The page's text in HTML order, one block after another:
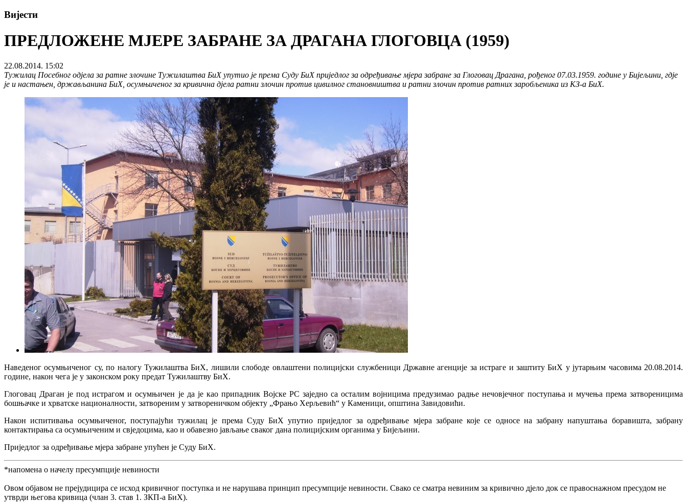
Вијести
ПРЕДЛОЖЕНЕ МЈЕРЕ ЗАБРАНЕ ЗА ДРАГАНА ГЛОГОВЦА (1959)
22.08.2014. 15:02
Тужилац Посебног одјела за ратне злочине Тужилаштва БиХ упутио је према Суду БиХ приједлог за одређивање мјера забране за Глоговац Драгана, рођеног 07.03.1959. године у Бијељини, гдје
је и настањен, држављанина БиХ, осумњиченог за кривична дјела ратни злочин против цивилног становништва и ратни злочин против ратних заробљеника из КЗ-а БиХ.
Наведеног осумњиченог су, по налогу Тужилаштва БиХ, лишили слободе овлаштени полицијски службеници Државне агенције за истраге и заштиту БиХ у јутарњим часовима 20.08.2014.
године, након чега је у законском року предат Тужилаштву БиХ.
Глоговац Драган је под истрагом и осумњичен је да је као припадник Војске РС заједно са осталим војницима предузимао радње нечовјечног поступања и мучења према затвореницима
бошњачке и хрватске националности, затвореним у затвореничком објекту „Фрањо Херљевић“ у Каменици, општина Завидовићи.
Након испитивања осумњиченог, поступајући тужилац је према Суду БиХ упутио приједлог за одређивање мјера забране које се односе на забрану напуштања боравишта, забрану
контактирања са осумњиченим и свједоцима, као и обавезно јављање сваког дана полицијским органима у Бијељини.
Приједлог за одређивање мјера забране упућен је Суду БиХ.
*напомена о начелу пресумпције невиности
Овом објавом не прејудицира се исход кривичног поступка и не нарушава принцип пресумпције невиности. Свако се сматра невиним за кривично дјело док се правоснажном пресудом не
утврди његова кривица (члан 3. став 1. ЗКП-а БиХ).